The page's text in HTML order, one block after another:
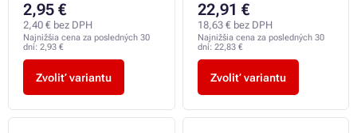
2,95 €
2,40 € bez DPH
Najnižšia cena za posledných 30
dní: 2,93 €
Zvoliť variantu
22,91 €
18,63 € bez DPH
Najnižšia cena za posledných 30
dní: 22,83 €
Zvoliť variantu